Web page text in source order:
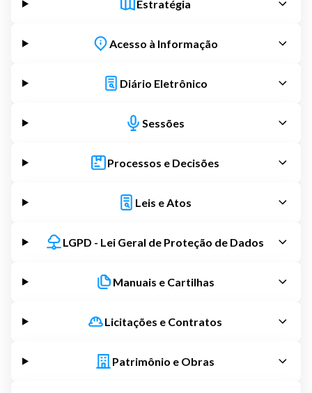
Estratégia
Acesso à Informação
Diário Eletrônico
Sessões
Processos e Decisões
Leis e Atos
LGPD - Lei Geral de Proteção de Dados
Manuais e Cartilhas
Licitações e Contratos
Patrimônio e Obras